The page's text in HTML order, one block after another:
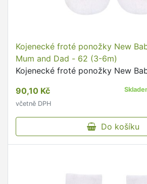
Kojenecké froté ponožky New
Mum and Dad - 62 (3-6m)
Kojenecké froté ponožky New
90,10 Kč
včetně DPH
Do košíku